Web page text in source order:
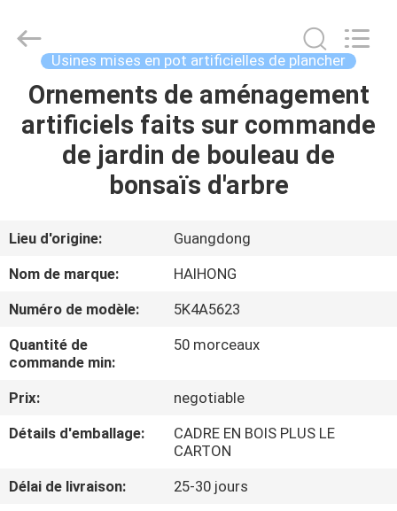
MAISON
PRODUITS
À
DE
NOUS
VISITE
DE
Reserved.
ECER
Usines mises en pot artificielles de plancher
Ornements de aménagement
artificiels faits sur commande
de jardin de bouleau de
bonsaïs d'arbre
Lieu d'origine:
Guangdong
Nom de marque:
HAIHONG
Numéro de modèle:
5K4A5623
Quantité de
commande min:
50 morceaux
Prix:
negotiable
Détails d'emballage:
CADRE EN BOIS PLUS LE
CARTON
Délai de livraison:
25-30 jours